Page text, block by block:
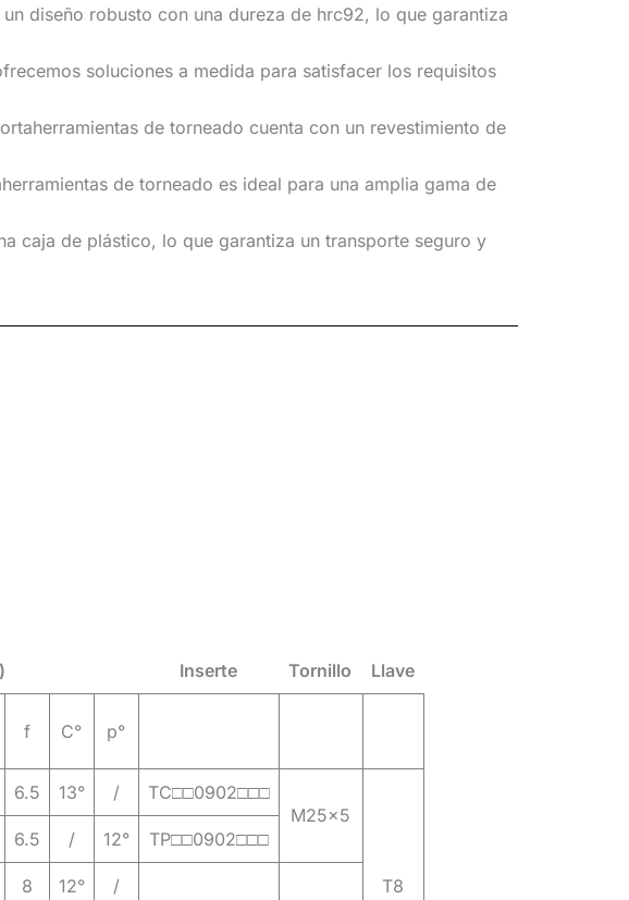
diseño robusto con una dureza de hrc92, lo que garantiza
soluciones a medida para satisfacer los requisitos
de torneado cuenta con un revestimiento de
de torneado es ideal para una amplia gama de
caja de plástico, lo que garantiza un transporte seguro y
Inserte Tornillo Llave
f C° p°
6.5 13° /
TC□□0902□□□
M25x5
T8
6.5 / 12° TP□□0902□□□
8 12° /